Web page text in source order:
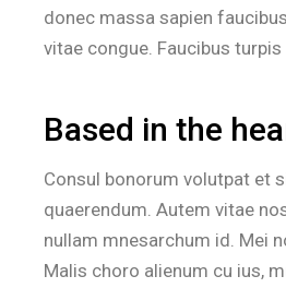
donec massa sapien
vitae congue. Faucibus turpis
Based in the
Consul bonorum volutpat et
quaerendum. Autem vitae
nullam mnesarchum id. Mei
Malis choro alienum cu ius,